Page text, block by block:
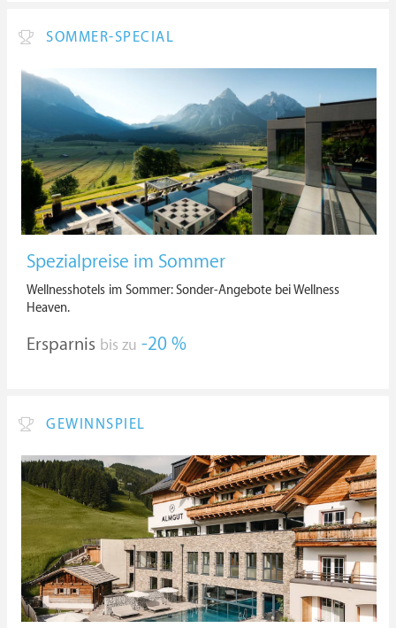
SOMMER-SPECIAL
Spezialpreise im Sommer
Wellnesshotels im Sommer: Sonder-Angebote bei Wellness
Heaven.
Ersparnis bis zu -20 %
GEWINNSPIEL